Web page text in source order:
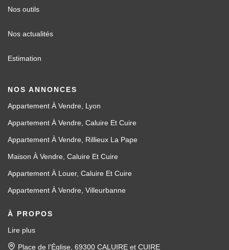
Nos outils
Nos actualités
Estimation
NOS ANNONCES
Appartement À Vendre, Lyon
Appartement À Vendre, Caluire Et Cuire
Appartement À Vendre, Rillieux La Pape
Maison À Vendre, Caluire Et Cuire
Appartement À Louer, Caluire Et Cuire
Appartement À Vendre, Villeurbanne
À PROPOS
Lire plus
Place de l'Église, 69300 CALUIRE et CUIRE